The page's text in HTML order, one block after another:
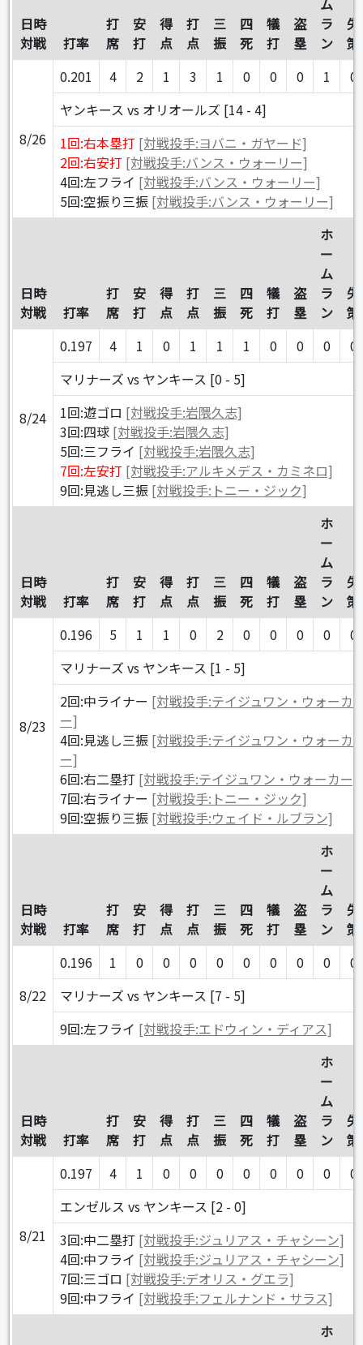
日時
対戦
打率
打
席
安
打
得
点
打
点
三
振
四
死
犠
打
盗
塁
ム
ラ
ン
失
策
8/26
0.201 4 2 1 3 1 0 0 0 1
0
ヤンキース vs オリオールズ [14 - 4]
1回:右本塁打 [対戦投手:ヨバニ・ガヤード]
2回:右安打 [対戦投手:バンス・ウォーリー]
4回:左フライ [対戦投手:バンス・ウォーリー]
5回:空振り三振 [対戦投手:バンス・ウォーリー]
日時
対戦
打率
打
席
安
打
得
点
打
点
三
振
四
死
犠
打
盗
塁
ホ
ー
ム
ラ
ン
失
策
8/24
0.197 4 1 0 1 1 1 0 0 0
0
マリナーズ vs ヤンキース [0 - 5]
1回:遊ゴロ [対戦投手:岩隈久志]
3回:四球 [対戦投手:岩隈久志]
5回:三フライ [対戦投手:岩隈久志]
7回:左安打 [対戦投手:アルキメデス・カミネロ]
9回:見逃し三振 [対戦投手:トニー・ジック]
日時
対戦
打率
打
席
安
打
得
点
打
点
三
振
四
死
犠
打
盗
塁
ホ
ー
ム
ラ
ン
失
策
8/23
0.196 5 1 1 0 2 0 0 0 0
0
マリナーズ vs ヤンキース [1 - 5]
2回:中ライナー [対戦投手:テイジュワン・ウォーカ
ー]
4回:見逃し三振 [対戦投手:テイジュワン・ウォーカ
ー]
6回:右二塁打 [対戦投手:テイジュワン・ウォーカー]
7回:右ライナー [対戦投手:トニー・ジック]
9回:空振り三振 [対戦投手:ウェイド・ルブラン]
日時
対戦
打率
打
席
安
打
得
点
打
点
三
振
四
死
犠
打
盗
塁
ホ
ー
ム
ラ
ン
失
策
8/22
0.196 1 0 0 0 0 0 0 0 0
0
マリナーズ vs ヤンキース [7 - 5]
9回:左フライ [対戦投手:エドウィン・ディアス]
日時
対戦
打率
打
席
安
打
得
点
打
点
三
振
四
死
犠
打
盗
塁
ホ
ー
ム
ラ
ン
失
策
8/21
0.197 4 1 0 0 0 0 0 0 0
0
エンゼルス vs ヤンキース [2 - 0]
3回:中二塁打 [対戦投手:ジュリアス・チャシーン]
4回:中フライ [対戦投手:ジュリアス・チャシーン]
7回:三ゴロ [対戦投手:デオリス・グエラ]
9回:中フライ [対戦投手:フェルナンド・サラス]
ホ